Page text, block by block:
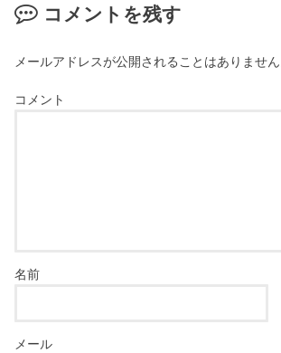
コメントを残す
メールアドレスが公開されることはありません
コメント
名前
メール